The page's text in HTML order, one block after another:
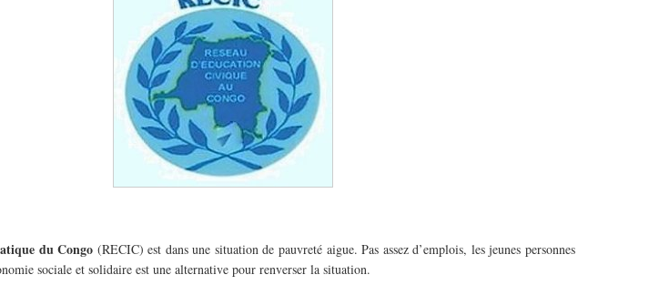
du Congo (RECIC) est dans une situation de pauvreté aigue. Pas assez d’emplois, les jeunes personnes
sociale et solidaire est une alternative pour renverser la situation.